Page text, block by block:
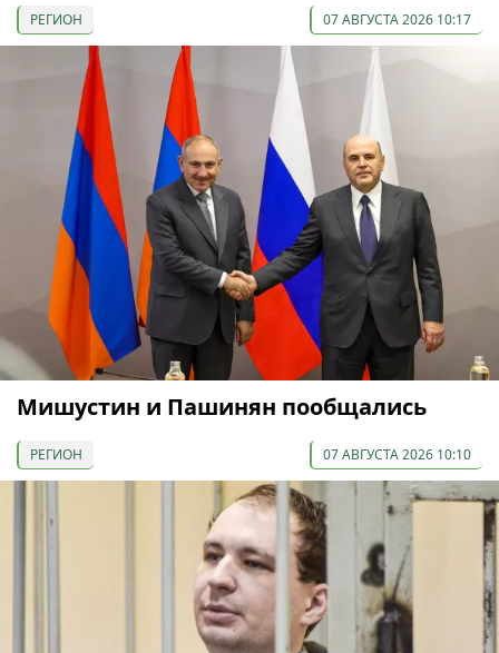
РЕГИОН 07 АВГУСТА 2026 10:17
Мишустин и Пашинян пообщались
РЕГИОН 07 АВГУСТА 2026 10:10